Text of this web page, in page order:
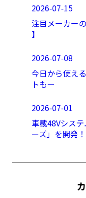
2026-07-15
注目メーカー
】
2026-07-08
今日から使え
トもー
2026-07-01
車載48Vシス
ーズ」を開発